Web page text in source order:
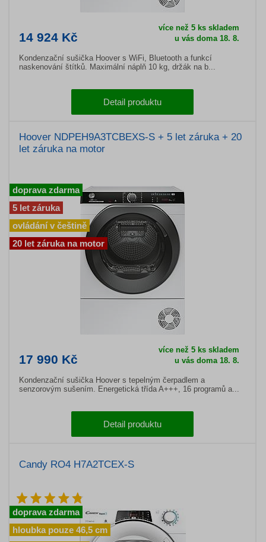
14 924 Kč
více než 5 ks skladem
u vás doma 18. 8.
Kondenzační sušička Hoover s WiFi, Bluetooth a funkcí
naskenování štítků. Maximální náplň 10 kg, držák na b...
Detail produktu
Hoover NDPEH9A3TCBEXS-S + 5 let záruka + 20
let záruka na motor
17 990 Kč
více než 5 ks skladem
u vás doma 18. 8.
Kondenzační sušička Hoover s tepelným čerpadlem a
senzorovým sušením. Energetická třída A+++, 16 programů a...
Detail produktu
doprava zdarma
5 let záruka
ovládání v češtině
20 let záruka na motor
Candy RO4 H7A2TCEX-S
doprava zdarma
hloubka pouze 46,5 cm